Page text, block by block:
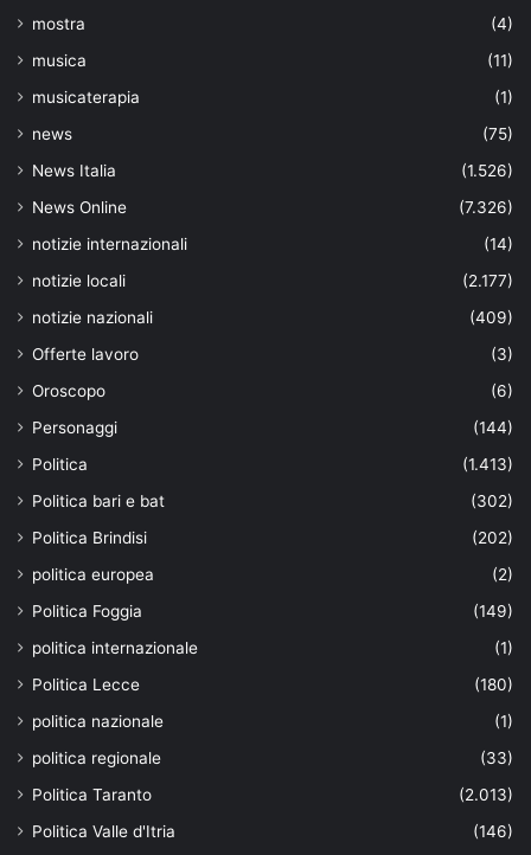
mostra
(4)
musica
(11)
musicaterapia
(1)
news
(75)
News Italia
(1.526)
News Online
(7.326)
notizie internazionali
(14)
notizie locali
(2.177)
notizie nazionali
(409)
Offerte lavoro
(3)
Oroscopo
(6)
Personaggi
(144)
Politica
(1.413)
Politica bari e bat
(302)
Politica Brindisi
(202)
politica europea
(2)
Politica Foggia
(149)
politica internazionale
(1)
Politica Lecce
(180)
politica nazionale
(1)
politica regionale
(33)
Politica Taranto
(2.013)
Politica Valle d'Itria
(146)